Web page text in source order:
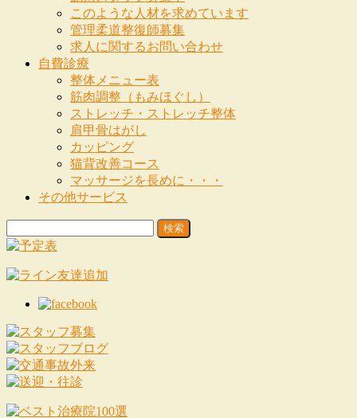
このような人材を求めています
管理柔道整復師募集
求人に関するお問い合わせ
自費診療
整体メニュー表
筋肉調整（もみほぐし）
ストレッチ・ストレッチ整体
肩甲骨はがし
カッピング
猫背改善コース
マッサージを長めに・・・
その他サービス
索: